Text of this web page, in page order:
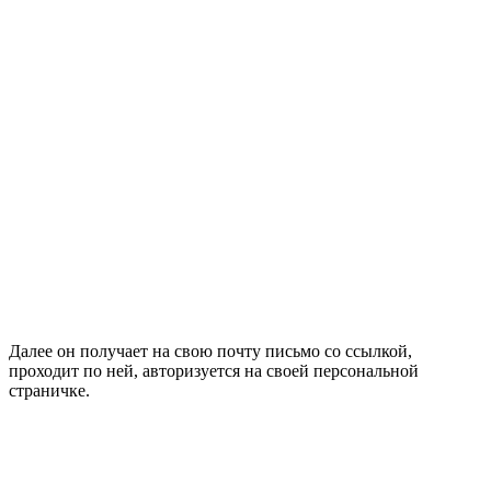
Далее он получает на свою почту письмо со ссылкой,
проходит по ней, авторизуется на своей персональной
страничке.